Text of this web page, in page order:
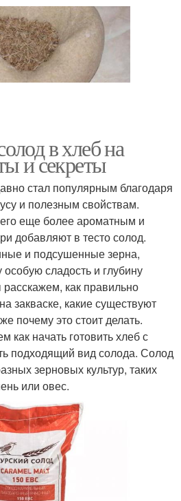
в хлеб на
и секреты
стал популярным благодаря
и полезным свойствам.
еще более ароматным и
добавляют в тесто солод.
и подсушенные зерна,
сладость и глубину
как правильно
закваске, какие существуют
почему это стоит делать.
как начать готовить хлеб с
подходящий вид солода. Солод
зерновых культур, таких
или овес.